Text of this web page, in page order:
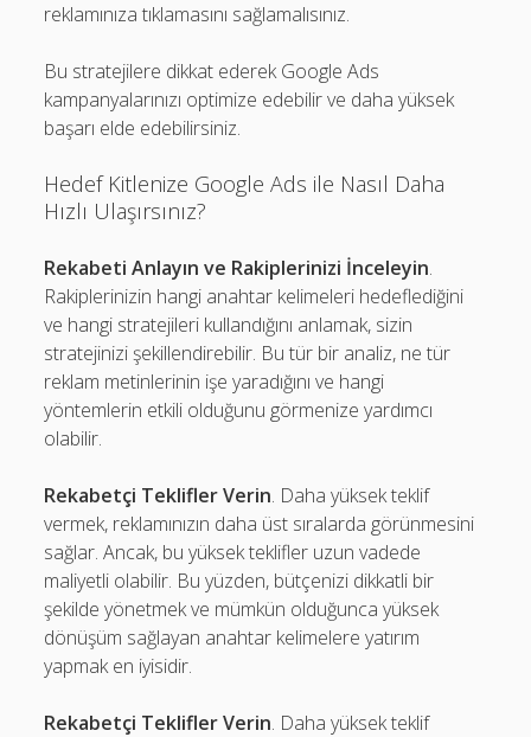
reklamınıza tıklamasını sağlamalısınız.
Bu stratejilere dikkat ederek Google Ads
kampanyalarınızı optimize edebilir ve daha yüksek
başarı elde edebilirsiniz.
Hedef Kitlenize Google Ads ile Nasıl Daha
Hızlı Ulaşırsınız?
Rekabeti Anlayın ve Rakiplerinizi İnceleyin.
Rakiplerinizin hangi anahtar kelimeleri hedeflediğini
ve hangi stratejileri kullandığını anlamak, sizin
stratejinizi şekillendirebilir. Bu tür bir analiz, ne tür
reklam metinlerinin işe yaradığını ve hangi
yöntemlerin etkili olduğunu görmenize yardımcı
olabilir.
Rekabetçi Teklifler Verin. Daha yüksek teklif
vermek, reklamınızın daha üst sıralarda görünmesini
sağlar. Ancak, bu yüksek teklifler uzun vadede
maliyetli olabilir. Bu yüzden, bütçenizi dikkatli bir
şekilde yönetmek ve mümkün olduğunca yüksek
dönüşüm sağlayan anahtar kelimelere yatırım
yapmak en iyisidir.
Rekabetçi Teklifler Verin. Daha yüksek teklif